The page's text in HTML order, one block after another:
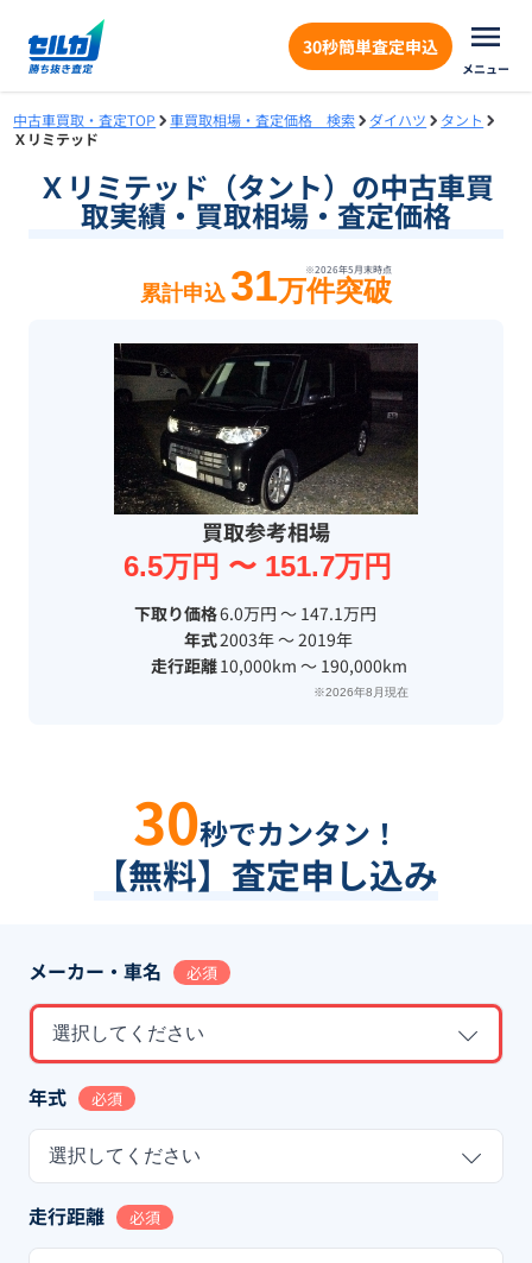
30秒簡単査定申込
メニュー
中古車買取・査定TOP 車買取相場・査定価格 検索 ダイハツ
タント
Ｘリミテッド
Ｘリミテッド（タント）の中古車買
取実績・買取相場・査定価格
※2026年5月末時点
累計申込 31万件突破
買取参考相場
6.5万円 〜 151.7万円
下取り価格6.0万円 〜 147.1万円
年式2003年 〜 2019年
走行距離10,000km 〜 190,000km
※2026年8月現在
30秒でカンタン！
【無料】査定申し込み
メーカー・車名 必須
選択してください
年式 必須
選択してください
走行距離 必須